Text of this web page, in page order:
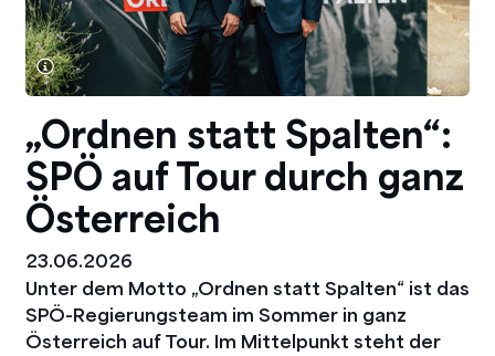
„Ordnen statt Spalten“:
SPÖ auf Tour durch ganz
Österreich
23.06.2026
Unter dem Motto „Ordnen statt Spalten“ ist das
SPÖ-Regierungsteam im Sommer in ganz
Österreich auf Tour. Im Mittelpunkt steht der